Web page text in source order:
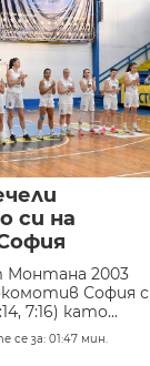
си на
2003
София с
7:16) като...
се за: 01:47 мин.